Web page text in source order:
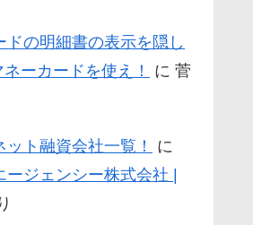
ドの明細書の表示を隠し
ーカードを使え！
に 菅
ト融資会社一覧！
に
ージェンシー株式会社 |